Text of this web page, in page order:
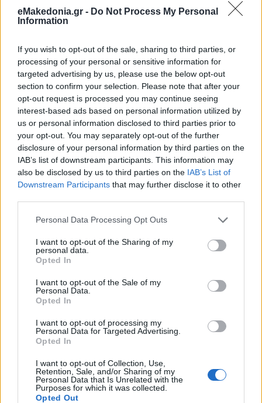
eMakedonia.gr - Do Not Process My Personal
Information
If you wish to opt-out of the sale, sharing to third parties, or
processing of your personal or sensitive information for
targeted advertising by us, please use the below opt-out
section to confirm your selection. Please note that after your
opt-out request is processed you may continue seeing
interest-based ads based on personal information utilized by
us or personal information disclosed to third parties prior to
your opt-out. You may separately opt-out of the further
disclosure of your personal information by third parties on the
IAB’s list of downstream participants. This information may
also be disclosed by us to third parties on the IAB’s List of
Downstream Participants that may further disclose it to other
Please note that this website/app uses one or more Google
not limited to your visit or usage behaviour. You may click to
grant or deny consent to Google and its third-party tags to
use your data for below specified purposes in below Google
consent section.
Personal Data Processing Opt Outs
I want to opt-out of the Sharing of my
personal data.
Opted In
I want to opt-out of the Sale of my
Personal Data.
Opted In
I want to opt-out of processing my
Personal Data for Targeted Advertising.
Opted In
I want to opt-out of Collection, Use,
Retention, Sale, and/or Sharing of my
Personal Data that Is Unrelated with the
Purposes for which it was collected.
Opted Out
Θεσσαλονίκης Τάσος Σπηλιόπουλος, ο οποίος
απευθυνόμενος στον κ. Καραμανλή είπε «είμαστε
υπερήφανοι για τη στάση σου στο Βουκουρέστι».
Στη συνέχεια σύντομο χαιρετισμό απηύθυναν οι υποψήφιοι
ευρωβουλευτές Γιάννης Ανδρουλάκης, Καλυψώ Γούλα,
Βασιλική Λαζαράκου, Κατερίνα Μάρκου, Γιάννης Πάιδας
και Μαρία Σπυράκη, ενώ κατόπιν προβλήθηκε ένα
ολιγόλεπτο βίντεο με πρωταγωνιστή τον Βαγγέλη
Μεϊμαράκη.
Παρόντες όλοι οι βουλευτές της Θεσσαλονίκης Α’ και Β’,
πολλοί μνηστήρες για τις λίστες των βουλευτικών εκλογών,
πολλοί υποψήφιοι των δημοτικών εκλογών, ουκ ολίγοι
καραμανλικοί, όπως ο Βάκης Φραντζής, ο Δημήτρης
Δαρνάκας και ο Λεωνίδας Τσολέκας, καθώς και πολλοί
Κονακλίδης. Επίσης οι πρώην βουλευτές Αδάμ Ρεγκούζας,
Κώστας Ζαχαράκης, Χρήστος Κοσκινάς, Βασίλης Πάππας
και Βασίλης Βαρδαρινός.
Παρών και ο Νίκος Ταχιάος, ο οποίος στην αρχή ήταν σε
μιλούσε ο κ. Μεϊμαράκης και κάθισε δίπλα στον πρώην
πρωθυπουργό.
Κάνε κλικ και δες περισσότεροemakedonia.grστην
αναζήτηση τηςGoogle